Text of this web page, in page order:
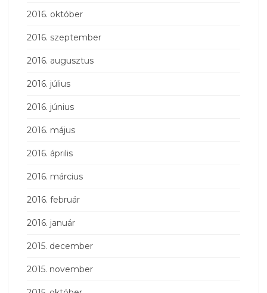
2016. október
2016. szeptember
2016. augusztus
2016. július
2016. június
2016. május
2016. április
2016. március
2016. február
2016. január
2015. december
2015. november